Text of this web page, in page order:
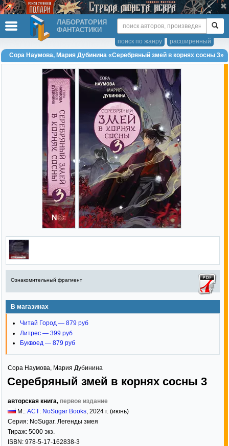
ЛАБОРАТОРИЯ
ФАНТАСТИКИ
расширенный
поиск по жанру
Сора Наумова, Мария Дубинина «Серебряный змей в корнях сосны 3»
Ознакомительный фрагмент
В магазинах
Читай Город — 879 руб
Литрес — 399 руб
Буквоед — 879 руб
Сора Наумова Мария Дубинина
Серебряный змей в корнях сосны 3
авторская книга, первое издание
М.: АСТ: NoSugar Books 2024 г. (июнь)
Серия: NoSugar. Легенды змея
Тираж: 5000 экз.
ISBN: 978-5-17-162838-3